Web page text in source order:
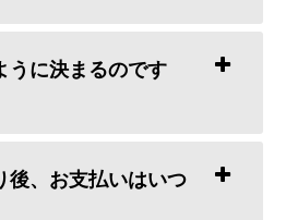
うに決まるのです
後、お支払いはいつ